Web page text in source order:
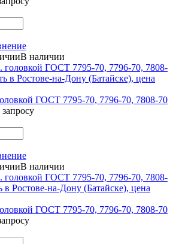
В наличии
ГОСТ 7795-70, 7796-70, 7808-70
В наличии
ГОСТ 7795-70, 7796-70, 7808-70